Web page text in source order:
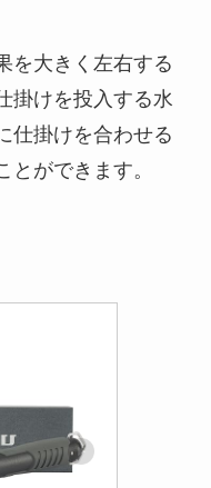
を大きく左右する
掛けを投入する水
仕掛けを合わせる
ができます。